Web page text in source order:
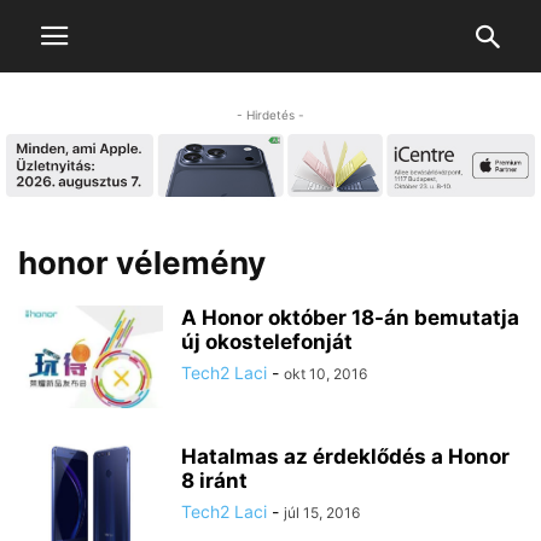
- Hirdetés -
honor vélemény
A Honor október 18-án bemutatja
új okostelefonját
Tech2 Laci - okt 10, 2016
Hatalmas az érdeklődés a Honor
8 iránt
Tech2 Laci - júl 15, 2016